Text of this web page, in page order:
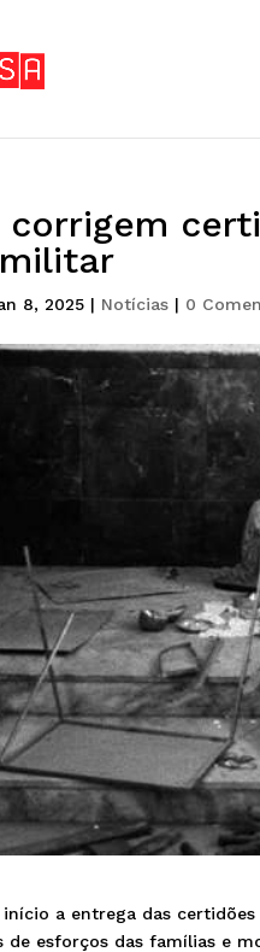
corrigem
8, 2025 | Notícias | 0
início a entrega das
de esforços das famílias e